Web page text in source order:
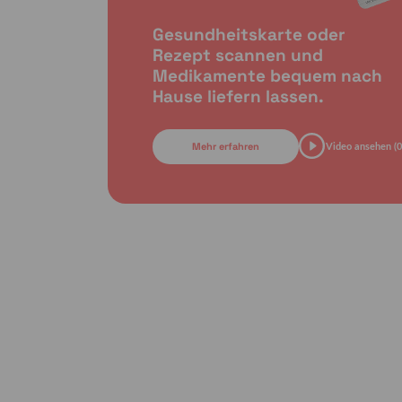
Gesundheitskarte oder
Rezept scannen und
Medikamente bequem nach
Hause liefern lassen.
Mehr erfahren Video ansehen